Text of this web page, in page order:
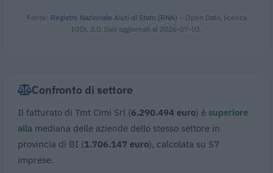
Fonte: Registro Nazionale Aiuti di Stato (RNA) – Open Data, licenza
IODL 2.0. Dati aggiornati al 2026-07-02.
Confronto di settore
Il fatturato di Tmt Cimi Srl (6.290.494 euro) è superiore
alla mediana delle aziende dello stesso settore in
provincia di BI (1.706.147 euro), calcolata su 57
imprese.